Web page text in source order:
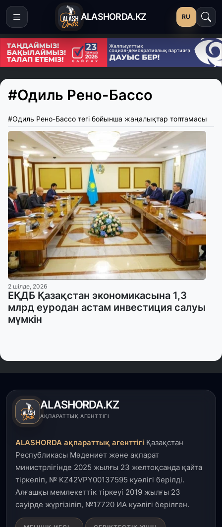
ALASHORDA.KZ RU
#Одиль Рено-Бассо
#Одиль Рено-Бассо тегі бойынша жаңалықтар топтамасы
2 шілде, 2026
ЕҚДБ Қазақстан экономикасына 1,3
млрд еуродан астам инвестиция салуы
мүмкін
ALASHORDA.KZ
АҚПАРАТТЫҚ АГЕНТТІГІ
ALASHORDA ақпараттық агенттігі Қазақстан
Республикасы Мәдениет және ақпарат
министрлігінде 2025 жылғы 23 желтоқсанда қайта
тіркеліп, № KZ42VPY00137595 куәлігі берілді.
Алғашқы мемлекеттік тіркеуі 2019 жылғы 23
сәуірде жүргізіліп, №17720 ИА куәлігі берілген.